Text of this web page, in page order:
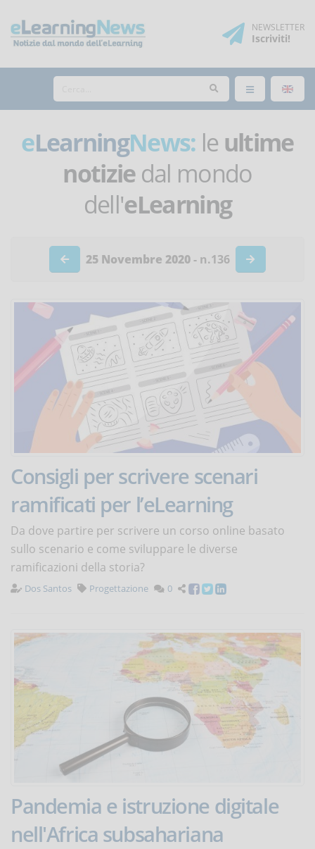
NEWSLETTER
Iscriviti!
eLearningNews: le ultime
notiziedal mondo
dell'eLearning
25 Novembre 2020- n.136
Consigli per scrivere scenari
ramificati per l’eLearning
Da dove partire per scrivere un corso online basato
sullo scenario e come sviluppare le diverse
ramificazioni della storia?
Dos Santos Progettazione 0
Pandemia e istruzione digitale
nell'Africa subsahariana